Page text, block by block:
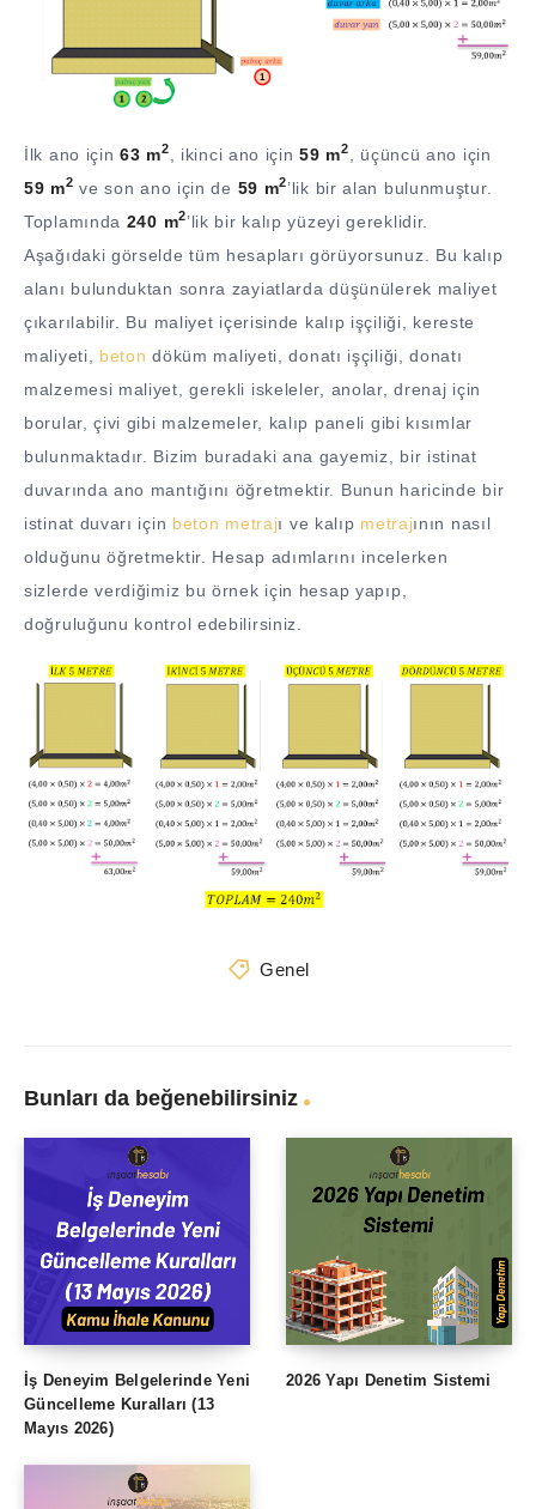
İlk ano için63 m2 , ikinci ano için59 m2
, üçüncü ano için
59 m2 ve son ano için de 59 m2’lik bir alan bulunmuştur.
Toplamında 240 m2’lik bir kalıp yüzeyi gereklidir.
Aşağıdaki görselde tüm hesapları görüyorsunuz. Bu kalıp
alanı bulunduktan sonra zayiatlarda düşünülerek maliyet
çıkarılabilir. Bu maliyet içerisinde kalıp işçiliği, kereste
maliyeti, beton döküm maliyeti, donatı işçiliği, donatı
malzemesi maliyet, gerekli iskeleler, anolar, drenaj için
borular, çivi gibi malzemeler, kalıp paneli gibi kısımlar
bulunmaktadır. Bizim buradaki ana gayemiz, bir istinat
duvarında ano mantığını öğretmektir. Bunun haricinde bir
istinat duvarı için beton metrajı ve kalıp metrajının nasıl
olduğunu öğretmektir. Hesap adımlarını incelerken
sizlerde verdiğimiz bu örnek için hesap yapıp,
doğruluğunu kontrol edebilirsiniz.
Genel
Bunları da beğenebilirsiniz
İş Deneyim Belgelerinde Yeni
Güncelleme Kuralları (13
Mayıs 2026)
2026 Yapı Denetim Sistemi